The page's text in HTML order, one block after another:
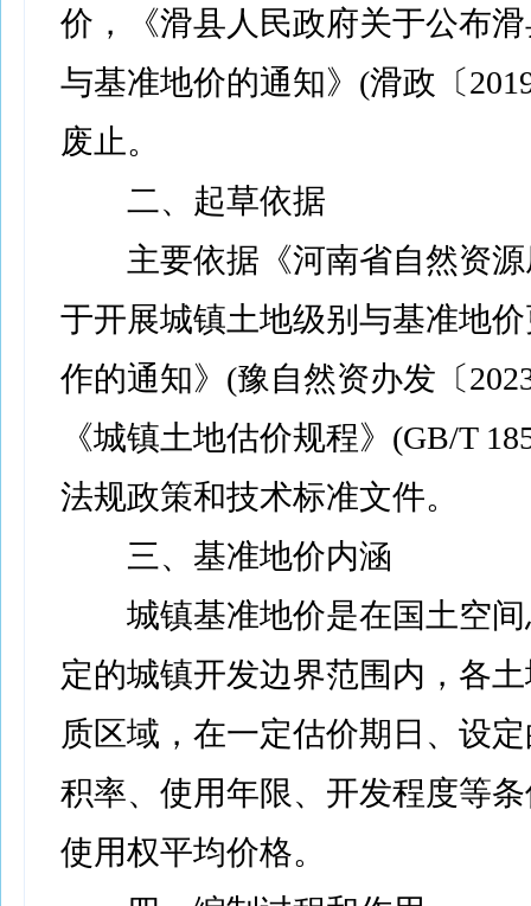
价，《滑县人民政府关于公布
与基准地价的通知》(滑政〔
废止。
二、起草依据
主要依据《河南省自然资源
于开展城镇土地级别与基准地
作的通知》(豫自然资办发〔
《城镇土地估价规程》(GB/T
法规政策和技术标准文件。
三、基准地价内涵
城镇基准地价是在国土空间
定的城镇开发边界范围内，各
质区域，在一定估价期日、设
积率、使用年限、开发程度等
使用权平均价格。